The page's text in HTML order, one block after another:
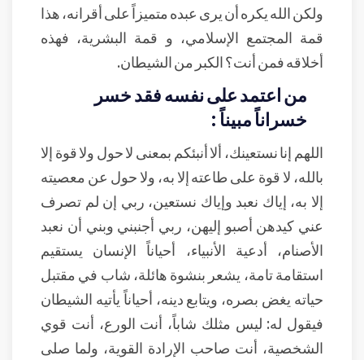
ولكن الله يكره أن يرى عبده متميزاً على أقرانه، هذا
قمة المجتمع الإسلامي، و قمة البشرية، فهذه
أخلاقه فمن أنت؟ الكبر من الشيطان.
من اعتمد على نفسه فقد خسر
خسراناً مبيناً :
اللهم إنا نستعينك، ألا أنبئكم بمعنى لا حول ولا قوة إلا
بالله، لا قوة على طاعته إلا به، ولا حول عن معصيته
إلا به، إياك نعبد وإياك نستعين، ربي إن لم تصرف
عني كيدهن أصبو إليهن، ربي أجنبني وبني أن نعبد
الأصنام، أدعية الأنبياء، أحياناً الإنسان يستقيم
استقامة تامة، يشعر بنشوة هائلة، شاب في مقتبل
حياته يغض بصره، ويتابع دينه، أحياناً يأتيه الشيطان
فيقول له: ليس مثلك شاباً، أنت الورع، أنت قوي
الشخصية، أنت صاحب الإرادة القوية، ولما صلى